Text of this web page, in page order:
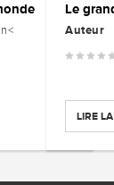
Auteur
LIRE